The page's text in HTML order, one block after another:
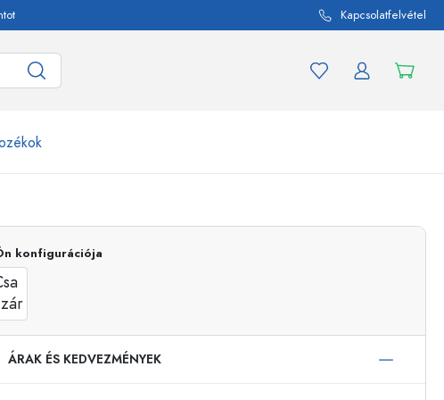
Kapcsolatfelvétel
A befőttes üvegekhez
konfigurációja
ÁRAK ÉS KEDVEZMÉNYEK